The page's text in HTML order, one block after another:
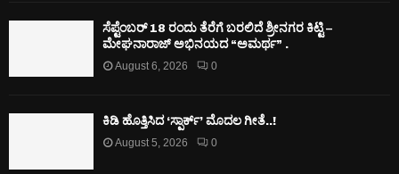
ಸೆಪ್ಟೆಂಬರ್ 18 ರಂದು ತೆರೆಗೆ ಬರಲಿದೆ ಶ್ರೀನಗರ ಕಿಟ್ಟಿ –
ಮೇಘನಾರಾಜ್ ಅಭಿನಯದ “ಅಮರ್ಥ” .
August 6, 2026 0
ಕಿಡಿ‌‌ ಹೊತ್ತಿಸಿದ ‘ಸ್ಪಾರ್ಕ್’ ಮೊದಲ‌ ಗೀತೆ..!
August 5, 2026 0